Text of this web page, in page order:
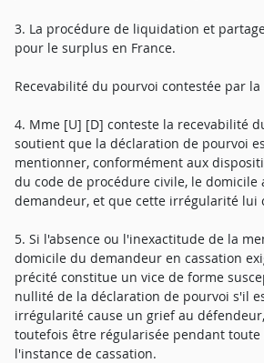
3. La procédure de liquidation et
pour le surplus en France.
Recevabilité du pourvoi contestée par
4. Mme [U] [D] conteste la recevabilité
soutient que la déclaration de pourvoi
mentionner, conformément aux
du code de procédure civile, le domicile
demandeur, et que cette irrégularité lui
5. Si l'absence ou l'inexactitude de la
domicile du demandeur en cassation
précité constitue un vice de forme
nullité de la déclaration de pourvoi s'il
irrégularité cause un grief au
toutefois être régularisée pendant
l'instance de cassation.